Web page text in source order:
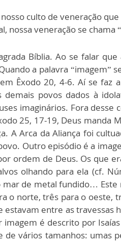
culto de veneração que
nossa veneração se chama
Bíblia. Ao se falar
a palavra “imagem”
Êxodo 20, 4-6. Aí se faz
povos dados à
imaginários. Fora desse
25, 17-19, Deus manda
A Arca da Aliança foi
Outro episódio é a
ordem de Deus. Os que
olhando para ela (cf.
mar de metal fundido…
o norte, três para o oeste,
estavam entre as
imagem é descrito por
de vários tamanhos: umas